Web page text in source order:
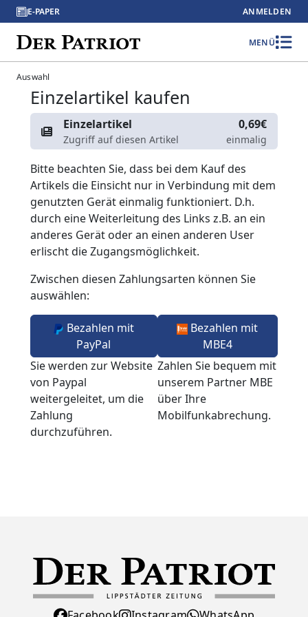
E-PAPER ANMELDEN
MENÜ
Auswahl
Einzelartikel kaufen
Einzelartikel
Zugriff auf diesen Artikel
0,69€
einmalig
Bitte beachten Sie, dass bei dem Kauf des
Artikels die Einsicht nur in Verbindung mit dem
genutzten Gerät einmalig funktioniert. D.h.
durch eine Weiterleitung des Links z.B. an ein
anderes Gerät oder an einen anderen User
erlischt die Zugangsmöglichkeit.
Zwischen diesen Zahlungsarten können Sie
auswählen:
Bezahlen mit
PayPal
Sie werden zur Website
von Paypal
weitergeleitet, um die
Zahlung
durchzuführen.
Bezahlen mit
MBE4
Zahlen Sie bequem mit
unserem Partner MBE
über Ihre
Mobilfunkabrechung.